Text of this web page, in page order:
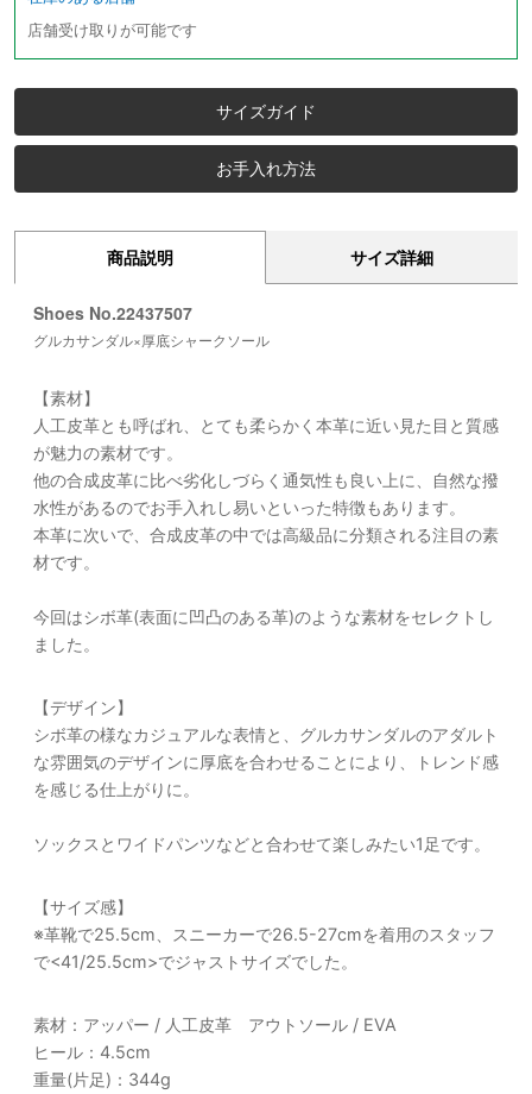
店舗受け取りが可能です
サイズガイド
お手入れ方法
商品説明 サイズ詳細
Shoes No.22437507
グルカサンダル×厚底シャークソール
【素材】
人工皮革とも呼ばれ、とても柔らかく本革に近い見た目と質感
が魅力の素材です。
他の合成皮革に比べ劣化しづらく通気性も良い上に、自然な撥
水性があるのでお手入れし易いといった特徴もあります。
本革に次いで、合成皮革の中では高級品に分類される注目の素
材です。
今回はシボ革(表面に凹凸のある革)のような素材をセレクトし
ました。
【デザイン】
シボ革の様なカジュアルな表情と、グルカサンダルのアダルト
な雰囲気のデザインに厚底を合わせることにより、トレンド感
を感じる仕上がりに。
ソックスとワイドパンツなどと合わせて楽しみたい1足です。
【サイズ感】
※革靴で25.5cm、スニーカーで26.5-27cmを着用のスタッフ
で<41/25.5cm>でジャストサイズでした。
素材：アッパー / 人工皮革 アウトソール / EVA
ヒール：4.5cm
重量(片足)：344g